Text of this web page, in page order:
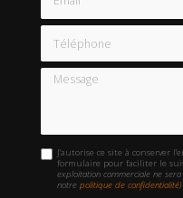
Téléphone
Message
J'autorise ce site à conserver
formulaire pour faciliter le
exploitation commerciale ne
notrepolitique de confidentialité)